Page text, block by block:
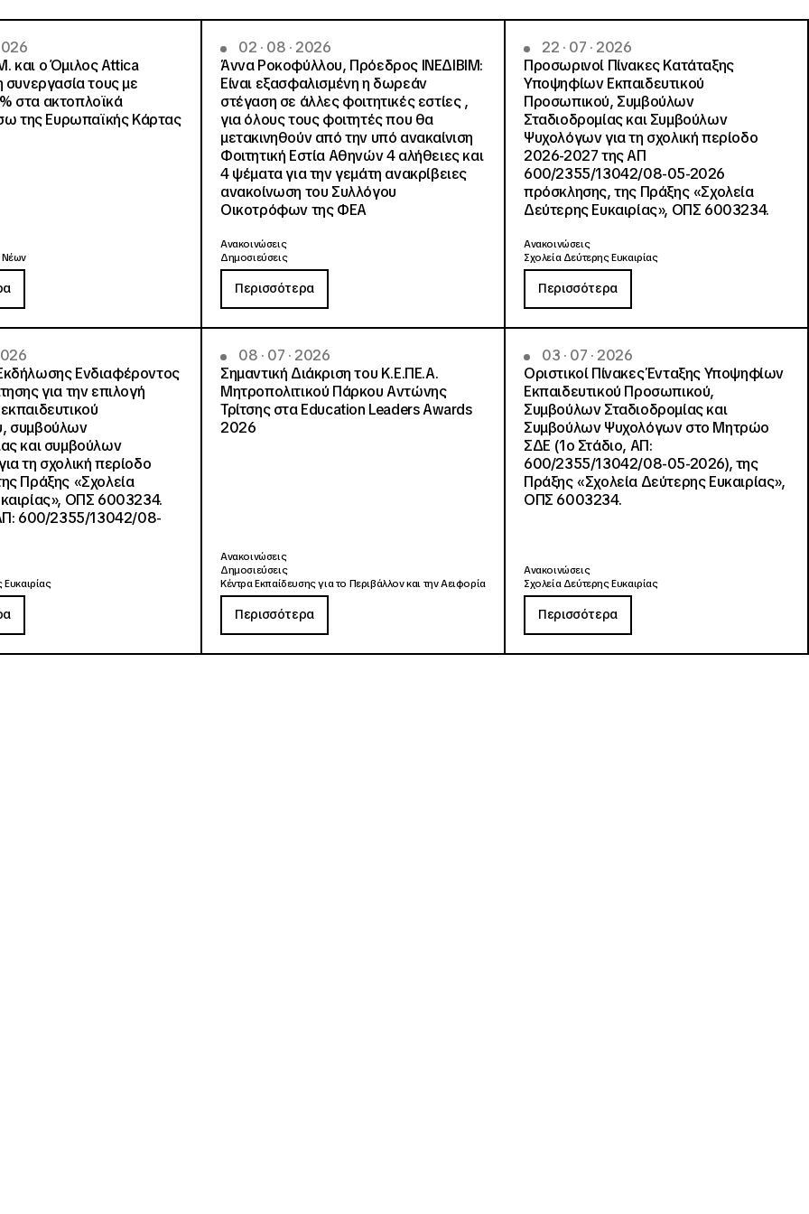
και o Όμιλος Attica
συνεργασία τους με
στα ακτοπλοϊκά
της Ευρωπαϊκής Κάρτας
Νέων
02 · 08 · 2026
Άννα Ροκοφύλλου, Πρόεδρος ΙΝΕΔΙΒΙΜ:
Είναι εξασφαλισμένη η δωρεάν
στέγαση σε άλλες φοιτητικές εστίες ,
για όλους τους φοιτητές που θα
μετακινηθούν από την υπό ανακαίνιση
Φοιτητική Εστία Αθηνών 4 αλήθειες και
4 ψέματα για την γεμάτη ανακρίβειες
ανακοίνωση του Συλλόγου
Οικοτρόφων της ΦΕΑ
Ανακοινώσεις
Δημοσιεύσεις
Περισσότερα
22 · 07 · 2026
Προσωρινοί Πίνακες Κατάταξης
Υποψηφίων Εκπαιδευτικού
Προσωπικού, Συμβούλων
Σταδιοδρομίας και Συμβούλων
Ψυχολόγων για τη σχολική περίοδο
2026-2027 της ΑΠ
600/2355/13042/08-05-2026
πρόσκλησης, της Πράξης «Σχολεία
Δεύτερης Ευκαιρίας», ΟΠΣ 6003234.
Ανακοινώσεις
Σχολεία Δεύτερης Ευκαιρίας
Περισσότερα
Ενδιαφέροντος
για την επιλογή
συμβούλων
και συμβούλων
τη σχολική περίοδο
Πράξης «Σχολεία
ΟΠΣ 6003234.
600/2355/13042/08-
08 · 07 · 2026
Σημαντική Διάκριση του Κ.Ε.ΠΕ.Α.
Μητροπολιτικού Πάρκου Αντώνης
Τρίτσης στα Education Leaders Awards
2026
Ανακοινώσεις
Δημοσιεύσεις
Κέντρα Εκπαίδευσης για το Περιβάλλον και την Αειφορία
Περισσότερα
03 · 07 · 2026
Οριστικοί Πίνακες Ένταξης Υποψηφίων
Εκπαιδευτικού Προσωπικού,
Συμβούλων Σταδιοδρομίας και
Συμβούλων Ψυχολόγων στο Μητρώο
ΣΔΕ (1ο Στάδιο, ΑΠ:
600/2355/13042/08-05-2026), της
Πράξης «Σχολεία Δεύτερης Ευκαιρίας»,
ΟΠΣ 6003234.
Ανακοινώσεις
Σχολεία Δεύτερης Ευκαιρίας
Περισσότερα